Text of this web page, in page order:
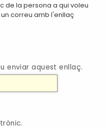
de la persona a qui voleu
correu amb l'enllaç
enviar aquest enllaç.